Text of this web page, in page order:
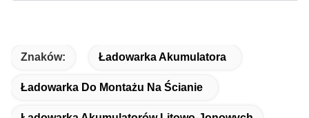
Znaków: Ładowarka Akumulatora
Ładowarka Do Montażu Na Ścianie